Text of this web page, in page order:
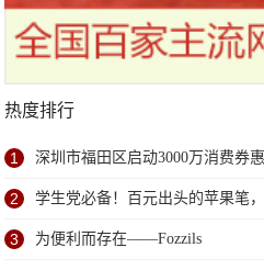
热度排行
1 深圳市福田区启动3000万消费券
2 学生党必备！百元出头的苹果笔
3 为便利而存在——Fozzils